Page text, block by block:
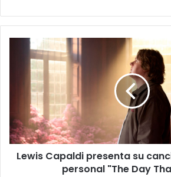
Lewis Capaldi presenta su
personal "The Day